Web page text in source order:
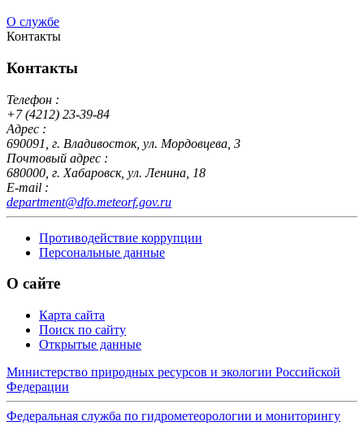
О службе
Контакты
Контакты
Телефон :
+7 (4212) 23-39-84
Адрес :
690091, г. Владивосток, ул. Мордовцева, 3
Почтовый адрес :
680000, г. Хабаровск, ул. Ленина, 18
E-mail :
department@dfo.meteorf.gov.ru
Противодействие коррупции
Персональные данные
О сайте
Карта сайта
Поиск по сайту
Открытые данные
Министерство природных ресурсов и экологии Российской
Федерации
Федеральная служба по гидрометеорологии и мониторингу